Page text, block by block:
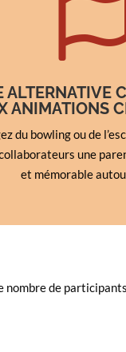
ALTERNATIVE
ANIMATIONS
du bowling ou de
une
et mémorable
nombre de